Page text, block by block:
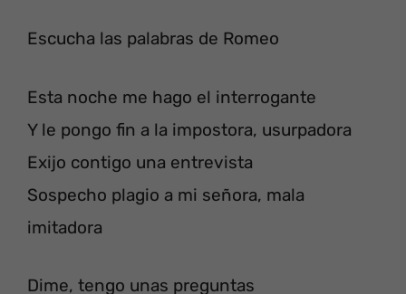
Escucha las palabras de Romeo
Esta noche me hago el interrogante
Y le pongo fin a la impostora, usurpadora
Exijo contigo una entrevista
Sospecho plagio a mi señora, mala
imitadora
Dime, tengo unas preguntas